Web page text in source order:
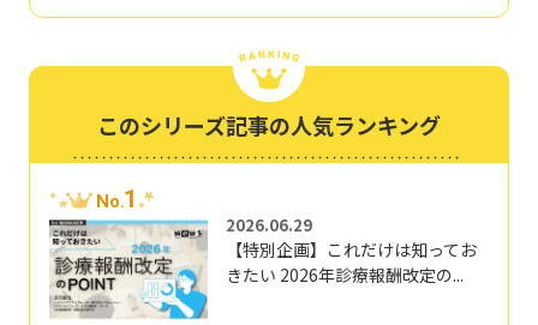
このシリーズ記事の人気ランキング
No.1
2026.06.29
【特別企画】これだけは知ってお
きたい 2026年診療報酬改定の...